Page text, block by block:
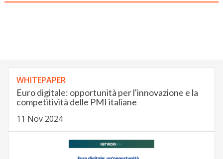
WHITEPAPER
Euro digitale: opportunità per l'innovazione e la
competitività delle PMI italiane
11 Nov 2024